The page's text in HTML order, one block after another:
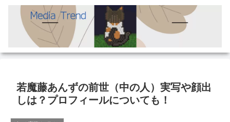
若魔藤あんずの前世（中の人）実写や顔出
しは？プロフィールについても！